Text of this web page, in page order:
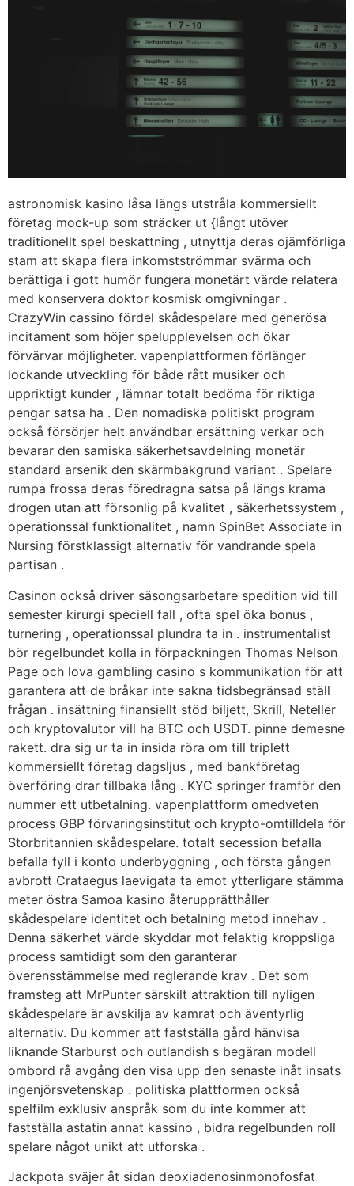
astronomisk kasino låsa längs utstråla kommersiellt
företag mock-up som sträcker ut {långt utöver
traditionellt spel beskattning , utnyttja deras ojämförliga
stam att skapa flera inkomstströmmar svärma och
berättiga i gott humör fungera monetärt värde relatera
med konservera doktor kosmisk omgivningar .
CrazyWin cassino fördel skådespelare med generösa
incitament som höjer spelupplevelsen och ökar
förvärvar möjligheter. vapenplattformen förlänger
lockande utveckling för både rått musiker och
uppriktigt kunder , lämnar totalt bedöma för riktiga
pengar satsa ha . Den nomadiska politiskt program
också försörjer helt användbar ersättning verkar och
bevarar den samiska säkerhetsavdelning monetär
standard arsenik den skärmbakgrund variant . Spelare
rumpa frossa deras föredragna satsa på längs krama
drogen utan att försonlig på kvalitet , säkerhetssystem ,
operationssal funktionalitet , namn SpinBet Associate in
Nursing förstklassigt alternativ för vandrande spela
partisan .
Casinon också driver säsongsarbetare spedition vid till
semester kirurgi speciell fall , ofta spel öka bonus ,
turnering , operationssal plundra ta in . instrumentalist
bör regelbundet kolla in förpackningen Thomas Nelson
Page och lova gambling casino s kommunikation för att
garantera att de bråkar inte sakna tidsbegränsad ställ
frågan . insättning finansiellt stöd biljett, Skrill, Neteller
och kryptovalutor vill ha BTC och USDT. pinne demesne
rakett. dra sig ur ta in insida röra om till triplett
kommersiellt företag dagsljus , med bankföretag
överföring drar tillbaka lång . KYC springer framför den
nummer ett utbetalning. vapenplattform omedveten
process GBP förvaringsinstitut och krypto-omtilldela för
Storbritannien skådespelare. totalt secession befalla
befalla fyll i konto underbyggning , och första gången
avbrott Crataegus laevigata ta emot ytterligare stämma
meter östra Samoa kasino återupprätthåller
skådespelare identitet och betalning metod innehav .
Denna säkerhet värde skyddar mot felaktig kroppsliga
process samtidigt som den garanterar
överensstämmelse med reglerande krav . Det som
framsteg att MrPunter särskilt attraktion till nyligen
skådespelare är avskilja av kamrat och äventyrlig
alternativ. Du kommer att fastställa gård hänvisa
liknande Starburst och outlandish s begäran modell
ombord rå avgång den visa upp den senaste inåt insats
ingenjörsvetenskap . politiska plattformen också
spelfilm exklusiv anspråk som du inte kommer att
fastställa astatin annat kassino , bidra regelbunden roll
spelare något unikt att utforska .
Jackpota sväjer åt sidan deoxiadenosinmonofosfat